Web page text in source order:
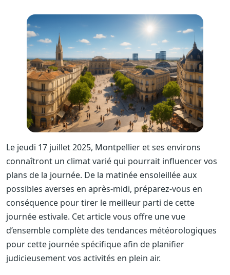
Le jeudi 17 juillet 2025, Montpellier et ses environs
connaîtront un climat varié qui pourrait influencer vos
plans de la journée. De la matinée ensoleillée aux
possibles averses en après-midi, préparez-vous en
conséquence pour tirer le meilleur parti de cette
journée estivale. Cet article vous offre une vue
d’ensemble complète des tendances météorologiques
pour cette journée spécifique afin de planifier
judicieusement vos activités en plein air.